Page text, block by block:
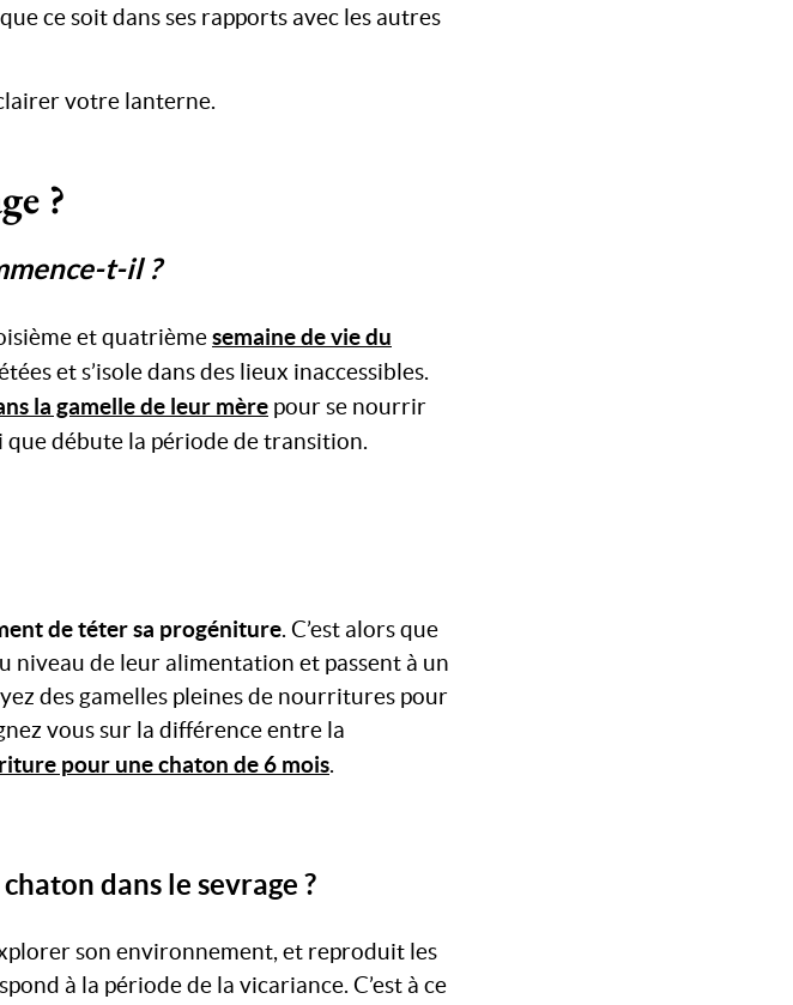
ce soit dans ses rapports avec les autres
votre lanterne.
?
t-il ?
et quatrièmesemaine de vie du
et s’isole dans des lieux inaccessibles.
la gamelle de leur mère pour se nourrir
que débute la période de transition.
de téter sa progéniture. C’est alors que
niveau de leur alimentation et passent à un
des gamelles pleines de nourritures pour
vous sur la différence entre la
pour une chaton de 6 mois.
dans le sevrage ?
son environnement, et reproduit les
à la période de la vicariance. C’est à ce